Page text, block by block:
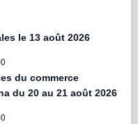
le 13 août 2026
du commerce
du 20 au 21 août 2026